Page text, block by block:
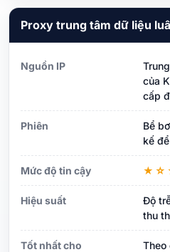
Proxy trung tâm dữ liệu
Nguồn IP
của
cấp
Phiên
Bể
kế
Mức độ tin cậy
Hiệu suất
Độ
thu
Tốt nhất cho
Theo